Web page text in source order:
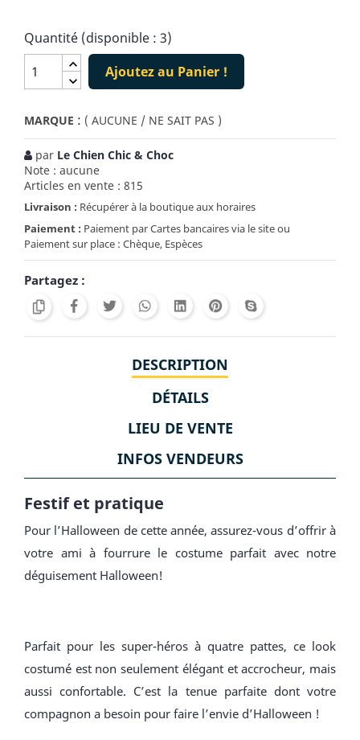
Quantité (disponible : 3)
Ajoutez au Panier !
MARQUE : ( AUCUNE / NE SAIT PAS )
par Le Chien Chic & Choc
Note : aucune
Articles en vente : 815
Livraison : Récupérer à la boutique aux horaires
Paiement : Paiement par Cartes bancaires via le site ou
Paiement sur place : Chèque, Espèces
Partagez :
DESCRIPTION
DÉTAILS
LIEU DE VENTE
INFOS VENDEURS
Festif et pratique
Pour l’Halloween de cette année, assurez-vous d’offrir à
votre ami à fourrure le costume parfait avec notre
déguisement Halloween!
Parfait pour les super-héros à quatre pattes, ce look
costumé est non seulement élégant et accrocheur, mais
aussi confortable. C’est la tenue parfaite dont votre
compagnon a besoin pour faire l’envie d’Halloween !